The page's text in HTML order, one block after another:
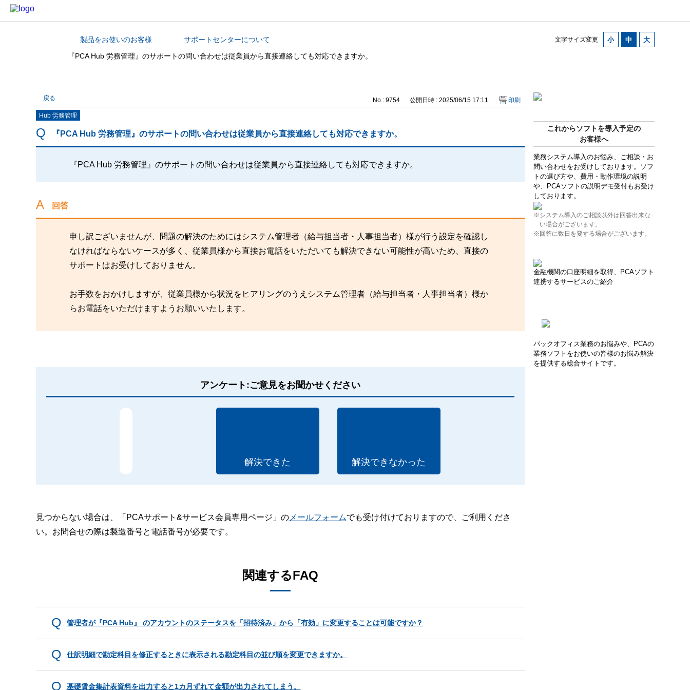
文字サイズ変更
カテゴリから探す製品をお使いのお客様
サポートセンターについて
『PCA Hub 労務管理』のサポートの問い合わせは従業員から直接連絡しても対応できますか。
これからソフトを導入予定の
お客様へ
業務システム導入のお悩み、ご相談・お
問い合わせをお受けしております。ソフ
トの選び方や、費用・動作環境の説明
や、PCAソフトの説明デモ受付もお受け
しております。
※システム導入のご相談以外は回答出来な
い場合がございます。
※回答に数日を要する場合がございます。
金融機関の口座明細を取得、PCAソフト
連携するサービスのご紹介
バックオフィス業務のお悩みや、PCAの
業務ソフトをお使いの皆様のお悩み解決
を提供する総合サイトです。
戻る No : 9754 公開日時 : 2025/06/15 17:11 印刷
Hub 労務管理
『PCA Hub 労務管理』のサポートの問い合わせは従業員から直接連絡しても対応できますか。
『PCA Hub 労務管理』のサポートの問い合わせは従業員から直接連絡しても対応できますか。
回答
申し訳ございませんが、問題の解決のためにはシステム管理者（給与担当者・人事担当者）様が行う設定を確認し
なければならないケースが多く、従業員様から直接お電話をいただいても解決できない可能性が高いため、直接の
サポートはお受けしておりません。
お手数をおかけしますが、従業員様から状況をヒアリングのうえシステム管理者（給与担当者・人事担当者）様か
らお電話をいただけますようお願いいたします。
アンケート:ご意見をお聞かせください
解決できた 解決できなかった
見つからない場合は、「PCAサポート&サービス会員専用ページ」のメールフォームでも受け付けておりますので、ご利用くださ
い。お問合せの際は製造番号と電話番号が必要です。
関連するFAQ
管理者が『PCA Hub』 のアカウントのステータスを「招待済み」から「有効」に変更することは可能ですか？
仕訳明細で勘定科目を修正するときに表示される勘定科目の並び順を変更できますか。
基礎賃金集計表資料を出力すると1カ月ずれて金額が出力されてしまう。